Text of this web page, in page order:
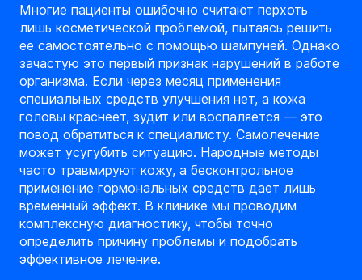
Многие пациенты ошибочно считают перхоть
лишь косметической проблемой, пытаясь решить
ее самостоятельно с помощью шампуней. Однако
зачастую это первый признак нарушений в работе
организма. Если через месяц применения
специальных средств улучшения нет, а кожа
головы краснеет, зудит или воспаляется — это
повод обратиться к специалисту. Самолечение
может усугубить ситуацию. Народные методы
часто травмируют кожу, а бесконтрольное
применение гормональных средств дает лишь
временный эффект. В клинике мы проводим
комплексную диагностику, чтобы точно
определить причину проблемы и подобрать
эффективное лечение.